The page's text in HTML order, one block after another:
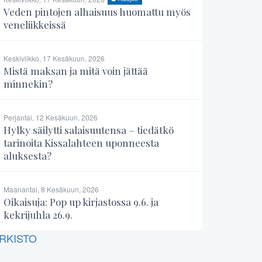
Veden pintojen alhaisuus huomattu myös
veneliikkeissä
Keskiviikko, 17 Kesäkuun, 2026
Mistä maksan ja mitä voin jättää
minnekin?
Perjantai, 12 Kesäkuun, 2026
Hylky säilytti salaisuutensa – tiedätkö
tarinoita Kissalahteen uponneesta
aluksesta?
Maanantai, 8 Kesäkuun, 2026
Oikaisuja: Pop up kirjastossa 9.6. ja
kekrijuhla 26.9.